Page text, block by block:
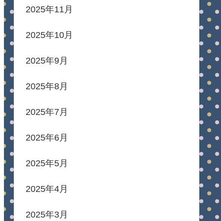
2025年11月
2025年10月
2025年9月
2025年8月
2025年7月
2025年6月
2025年5月
2025年4月
2025年3月